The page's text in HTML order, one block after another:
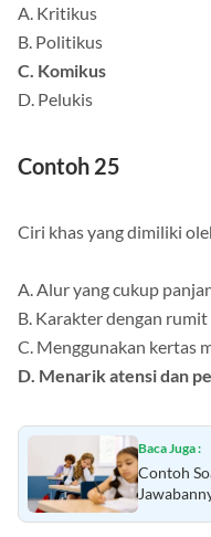
A. Kritikus
B. Politikus
C. Komikus
D. Pelukis
Contoh 25
Ciri khas yang dimiliki
A. Alur yang cukup
B. Karakter dengan rumit
C. Menggunakan kertas
D. Menarik atensi dan
Baca Juga :
Contoh